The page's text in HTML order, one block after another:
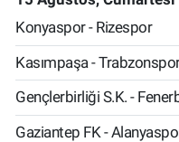
Konyaspor - Rizespor
Kasımpaşa -
Gençlerbirliği S.K. -
Gaziantep FK -